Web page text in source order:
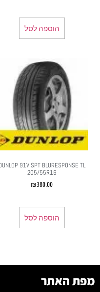
הוספה לסל
DUNLOP 91V SPT BLURESPONSE TL
205/55R16
₪380.00
הוספה לסל
מפת האתר